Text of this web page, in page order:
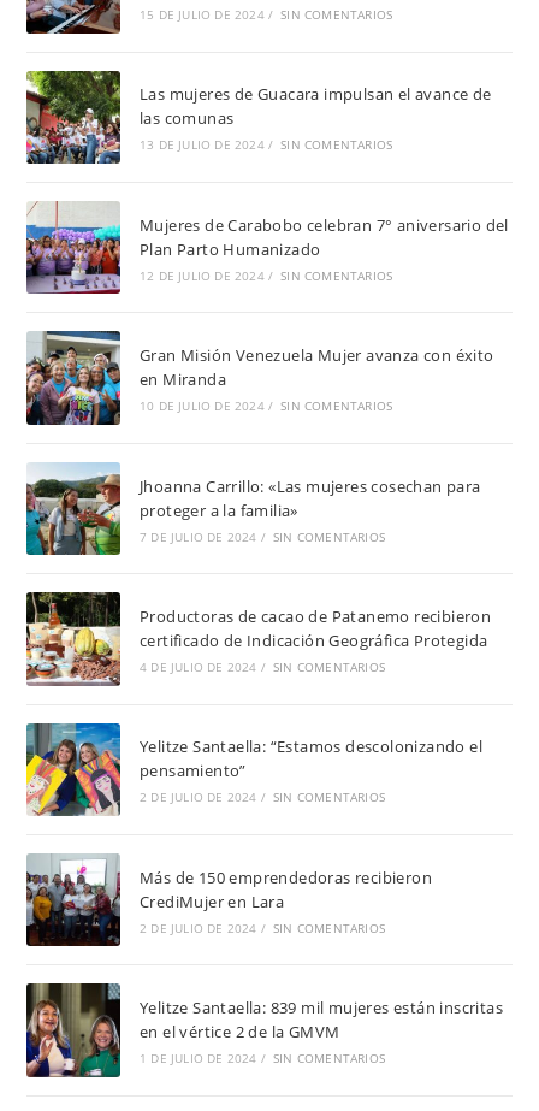
15 DE JULIO DE 2024 / SIN COMENTARIOS
Las mujeres de Guacara impulsan el avance de
las comunas
13 DE JULIO DE 2024 / SIN COMENTARIOS
Mujeres de Carabobo celebran 7° aniversario del
Plan Parto Humanizado
12 DE JULIO DE 2024 / SIN COMENTARIOS
Gran Misión Venezuela Mujer avanza con éxito
en Miranda
10 DE JULIO DE 2024 / SIN COMENTARIOS
Jhoanna Carrillo: «Las mujeres cosechan para
proteger a la familia»
7 DE JULIO DE 2024 / SIN COMENTARIOS
Productoras de cacao de Patanemo recibieron
certificado de Indicación Geográfica Protegida
4 DE JULIO DE 2024 / SIN COMENTARIOS
Yelitze Santaella: “Estamos descolonizando el
pensamiento”
2 DE JULIO DE 2024 / SIN COMENTARIOS
Más de 150 emprendedoras recibieron
CrediMujer en Lara
2 DE JULIO DE 2024 / SIN COMENTARIOS
Yelitze Santaella: 839 mil mujeres están inscritas
en el vértice 2 de la GMVM
1 DE JULIO DE 2024 / SIN COMENTARIOS